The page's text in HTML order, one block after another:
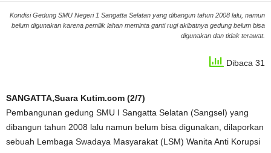
Kondisi Gedung SMU Negeri 1 Sangatta Selatan yang dibangun tahun 2008 lalu, namun
belum digunakan karena pemilik lahan meminta ganti rugi akibatnya gedung belum bisa
digunakan dan tidak terawat.
Dibaca 31
SANGATTA,Suara Kutim.com (2/7)
Pembangunan gedung SMU I Sangatta Selatan (Sangsel) yang
dibangun tahun 2008 lalu namun belum bisa digunakan, dilaporkan
sebuah Lembaga Swadaya Masyarakat (LSM) Wanita Anti Korupsi